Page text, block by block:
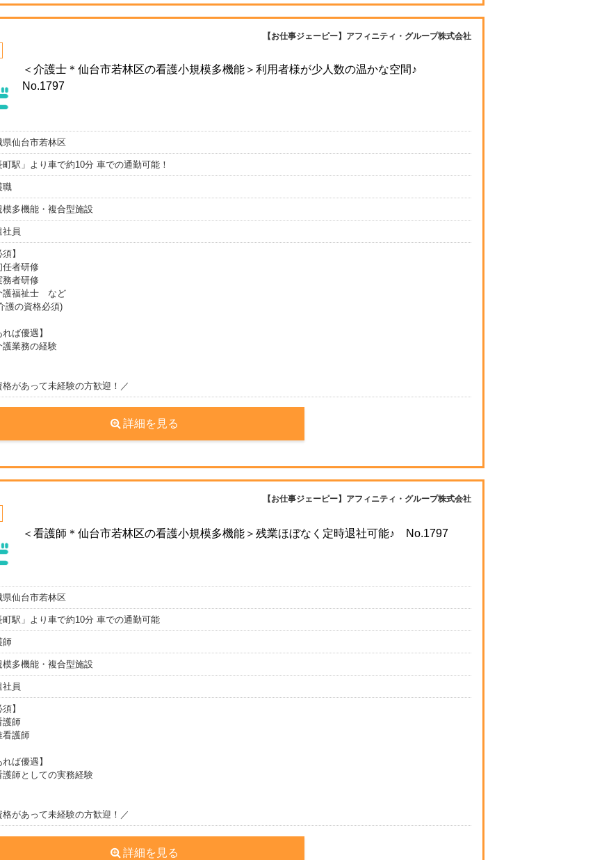
【お仕事ジェーピー】アフィニティ・グループ株式会社
＜介護士＊仙台市若林区の看護小規模多機能＞利用者様が少人数の温かな空間♪
No.1797
県仙台市若林区
町駅」より車で約10分 車での通勤可能！
職
模多機能・複合型施設
社員
須】
任者研修
務者研修
護福祉士 など
護の資格必須)
れば優遇】
護業務の経験
格があって未経験の方歓迎！／
詳細を見る
【お仕事ジェーピー】アフィニティ・グループ株式会社
＜看護師＊仙台市若林区の看護小規模多機能＞残業ほぼなく定時退社可能♪ No.1797
県仙台市若林区
町駅」より車で約10分 車での通勤可能
師
模多機能・複合型施設
社員
須】
護師
看護師
れば優遇】
護師としての実務経験
格があって未経験の方歓迎！／
詳細を見る